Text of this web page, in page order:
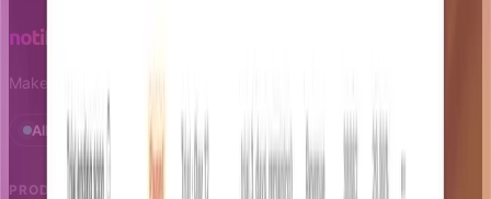
Make notifications a growth leverage.
All systems operational · Status
PRODUCT